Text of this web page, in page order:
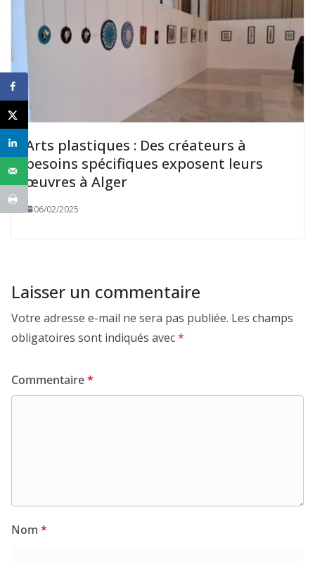
Arts plastiques : Des créateurs à
besoins spécifiques exposent leurs
œuvres à Alger
06/02/2025
Laisser un commentaire
Votre adresse e-mail ne sera pas publiée. Les champs
obligatoires sont indiqués avec*
Commentaire*
Nom *